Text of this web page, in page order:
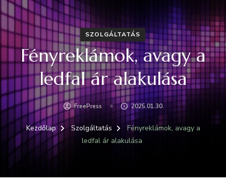
SZOLGÁLTATÁS
Fényreklámok, avagy a
ledfal ár alakulása
FreePress 2025.01.30.
Kezdőlap Szolgáltatás
Fényreklámok, avagy a
ledfal ár alakulása